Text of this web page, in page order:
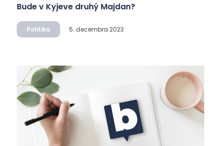
Bude v Kyjeve druhý Majdan?
Politika 5. decembra 2023